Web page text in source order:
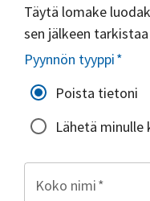
Täytä lomake
sen jälkeen
Pyynnön tyyppi*
Poista tietoni
Lähetä
Koko nimi*